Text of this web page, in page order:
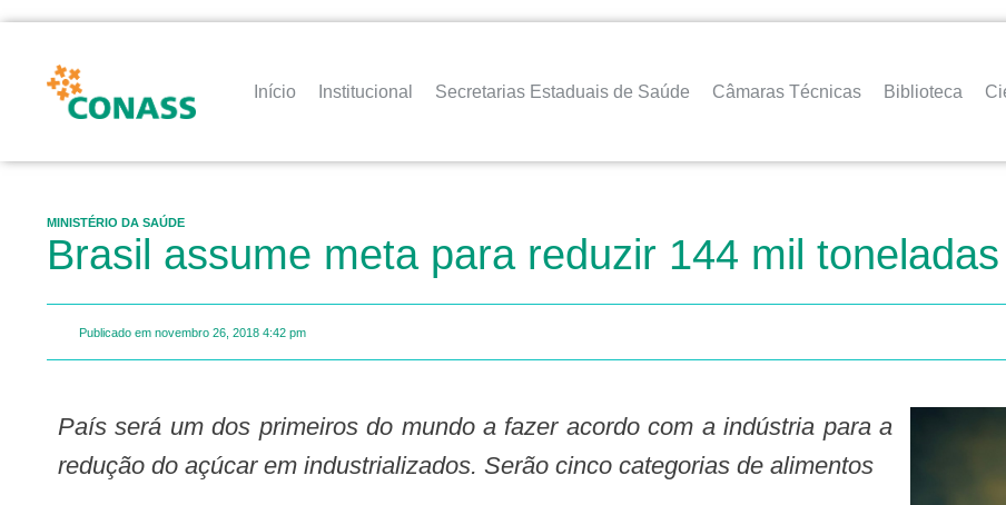
Início Institucional Secretarias Estaduais de Saúde Câmaras Técnicas Biblioteca
MINISTÉRIO DA SAÚDE
Brasil assume meta para reduzir 144 mil
Publicado em novembro 26, 2018 4:42 pm
País será um dos primeiros do mundo a fazer acordo com a indústria para a
redução do açúcar em industrializados. Serão cinco categorias de alimentos